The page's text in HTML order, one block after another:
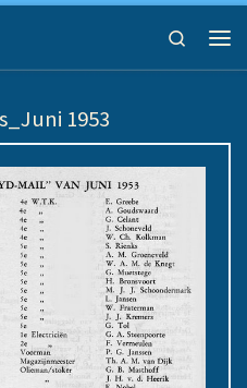
Search
1953